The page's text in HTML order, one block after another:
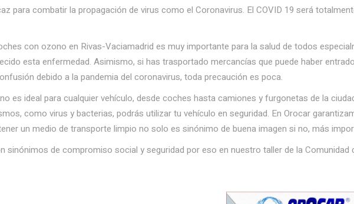
para combatir la propagación de virus como el Coronavirus. El COVID 19 será
con ozono en Rivas-Vaciamadrid es muy importante para la salud de todos
esta enfermedad. Asimismo, si has trasportado mercancías que puede haber
debido a la pandemia del coronavirus, toda precaución es poca.
es ideal para cualquier vehículo, desde coches hasta camiones y furgonetas de la
como virus y bacterias, podrás utilizar tu vehículo en seguridad. En Orocar
un medio de transporte limpio no solo es sinónimo de buena imagen si no, más
sinónimos de compromiso social y seguridad por eso en nuestro taller de la